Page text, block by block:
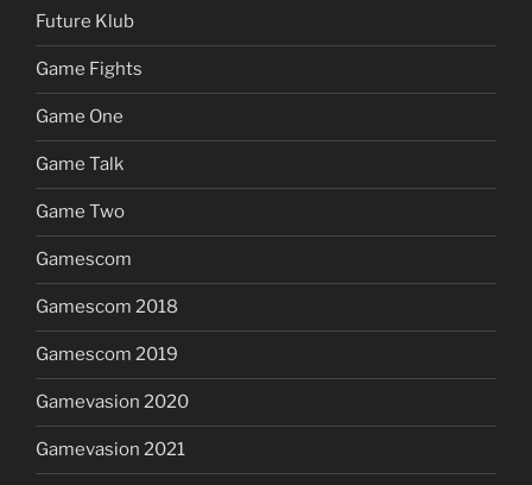
Future Klub
Game Fights
Game One
Game Talk
Game Two
Gamescom
Gamescom 2018
Gamescom 2019
Gamevasion 2020
Gamevasion 2021